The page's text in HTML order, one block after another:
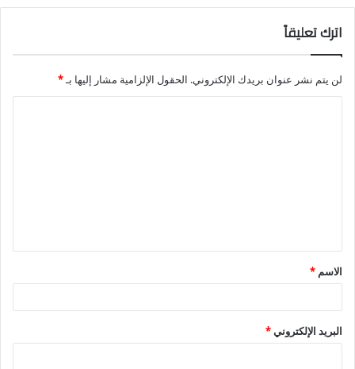
اترك تعليقاً
لن يتم نشر عنوان بريدك الإلكتروني. الحقول الإلزامية مشار إليها بـ*
ق
*
الاسم *
البريد الإلكتروني*